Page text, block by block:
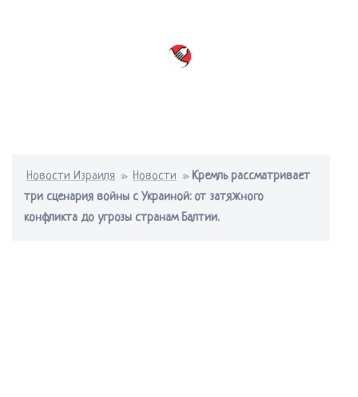
Новости Израиля » Новости » Кремль рассматривает
три сценария войны с Украиной: от затяжного
конфликта до угрозы странам Балтии.